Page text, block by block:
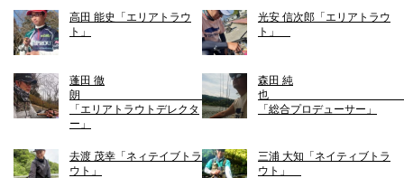
高田 能史「エリアトラウ
ト」
光安 信次郎「エリアトラウ
ト」
蓬田 徹
朗
「エリアトラウトデレクタ
ー」
森田 純
「総合プロデューサー」
去渡 茂幸「ネィテイブトラ
ウト」
三浦 大知「ネイティブトラ
ウト」